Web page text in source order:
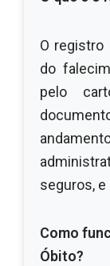
O registro
do
pelo
seguros, e
Como
Óbito?